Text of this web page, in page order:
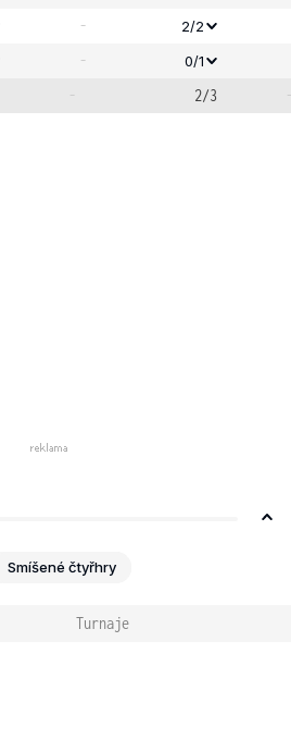
-
2/2
- 0/1
- 2/3
Smíšené čtyřhry
Turnaje